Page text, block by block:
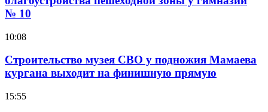
№ 10
10:08
Строительство музея СВО у подножия Мамаева
кургана выходит на финишную прямую
15:55